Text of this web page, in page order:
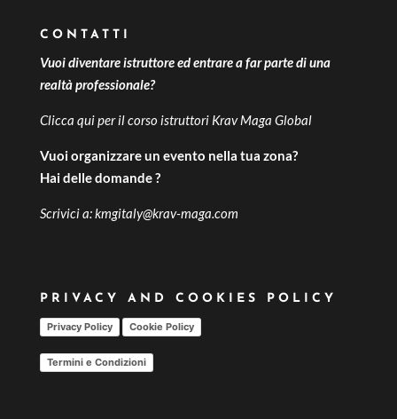
CONTATTI
Vuoi diventare istruttore ed entrare a far parte di una
realtà professionale?
Clicca qui per ilcorso istruttori Krav Maga Global
Vuoi organizzare un evento nella tua zona?
Hai delle domande ?
Scrivici a:kmgitaly@krav-maga.com
PRIVACY AND COOKIES POLICY
Privacy Policy Cookie Policy
Termini e Condizioni